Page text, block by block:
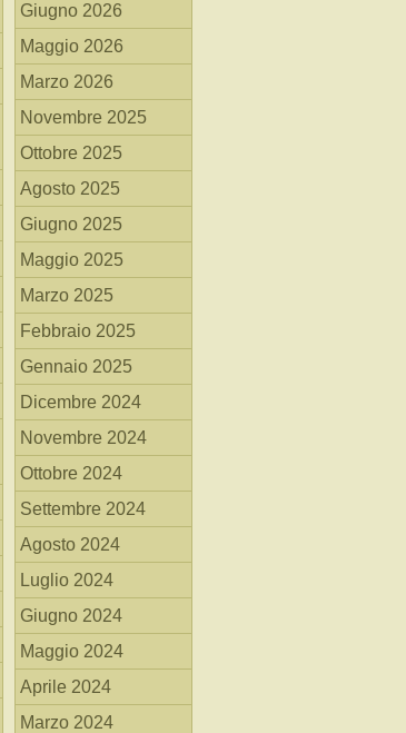
Giugno 2026
Maggio 2026
Marzo 2026
Novembre 2025
Ottobre 2025
Agosto 2025
Giugno 2025
Maggio 2025
Marzo 2025
Febbraio 2025
Gennaio 2025
Dicembre 2024
Novembre 2024
Ottobre 2024
Settembre 2024
Agosto 2024
Luglio 2024
Giugno 2024
Maggio 2024
Aprile 2024
Marzo 2024